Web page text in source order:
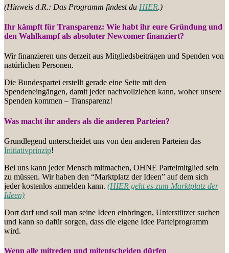
(Hinweis d.R.: Das Programm findest du HIER.)
Ihr kämpft für Transparenz: Wie habt ihr eure Gründung und
den Wahlkampf als absoluter Newcomer finanziert?
Wir finanzieren uns derzeit aus Mitgliedsbeiträgen und Spenden von
natürlichen Personen.
Die Bundespartei erstellt gerade eine Seite mit den
Spendeneingängen, damit jeder nachvollziehen kann, woher unsere
Spenden kommen – Transparenz!
Was macht ihr anders als die anderen Parteien?
Grundlegend unterscheidet uns von den anderen Parteien das
Initiativprinzip!
Bei uns kann jeder Mensch mitmachen, OHNE Parteimitglied sein
zu müssen. Wir haben den “Marktplatz der Ideen” auf dem sich
jeder kostenlos anmelden kann. (HIER geht es zum Marktplatz der
Ideen)
Dort darf und soll man seine Ideen einbringen, Unterstützer suchen
und kann so dafür sorgen, dass die eigene Idee Parteiprogramm
wird.
Wenn alle mitreden und mitentscheiden dürfen